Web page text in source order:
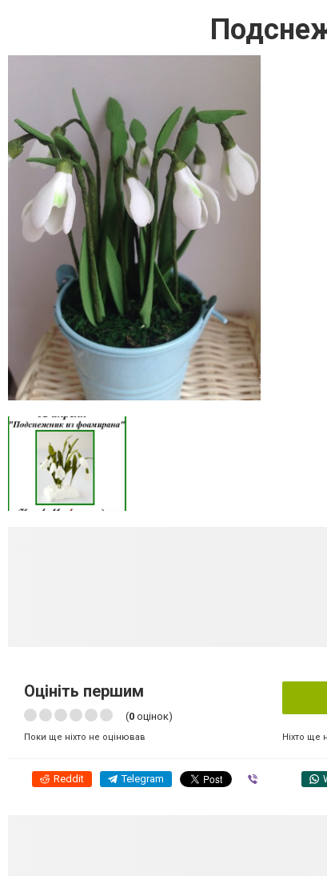
Оцініть першим
(0 оцінок)
Поки ще ніхто не оцінював Ніхто ще
Reddit Telegram